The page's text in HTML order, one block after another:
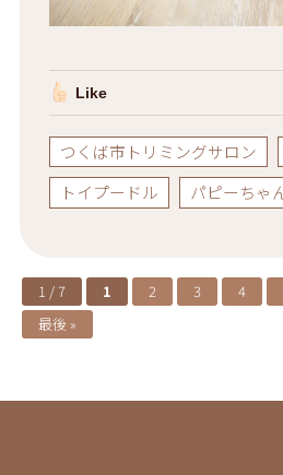
Like
つくば市トリミングサロン
トイプードル
パピーちゃ
1 / 7 1 2 3 4
最後 »